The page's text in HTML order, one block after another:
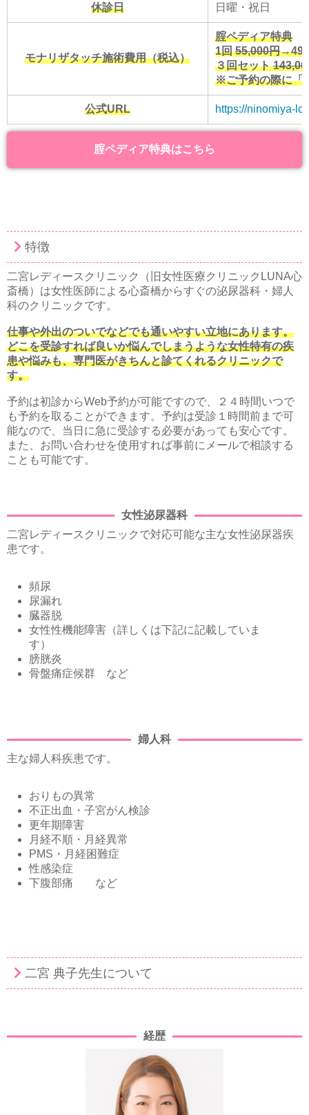
休診日 日曜・祝日
モナリザタッチ施術費用（税込）
腟ペディア特典
1回55,000円
３回セット
※ご予約の際に「
公式URL https://ninomiya-
腟ペディア特典はこちら
特徴
二宮レディースクリニック（旧女性医療クリニックLUNA心
斎橋）は女性医師による心斎橋からすぐの泌尿器科・ 婦人
科のクリニックです。
仕事や外出のついでなどでも通いやすい立地にあります。
どこを受診すれば良いか悩んでしまうような女性特有の疾
患や悩みも、専門医がきちんと診てくれるクリニックで
す。
予約は初診からWeb予約が可能ですので、
２４時間いつで
も予約を取ることができます。 予約は受診１時間前まで可
能なので、 当日に急に受診する必要があっても安心です。
また、 お問い合わせを使用すれば事前にメールで相談する
ことも可能です。
女性泌尿器科
二宮レディースクリニックで対応可能な主な女性泌尿器疾
患です。
頻尿
尿漏れ
臓器脱
女性性機能障害（詳しくは下記に記載していま
す）
膀胱炎
骨盤痛症候群 など
婦人科
主な婦人科疾患です。
おりもの異常
不正出血・子宮がん検診
更年期障害
月経不順・月経異常
PMS・月経困難症
性感染症
下腹部痛 など
二宮 典子先生について
経歴